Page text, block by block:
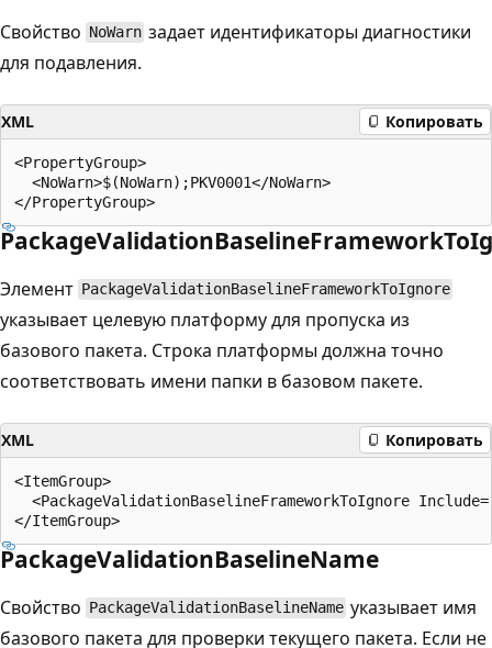
Свойство NoWarn задает идентификаторы диагностики
для подавления.
XML Копировать
<PropertyGroup>
  <NoWarn>$(NoWarn);PKV0001</NoWarn>
Элемент PackageValidationBaselineFrameworkToIgnore
указывает целевую платформу для пропуска из
базового пакета. Строка платформы должна точно
соответствовать имени папки в базовом пакете.
XML Копировать
<ItemGroup>
<PackageValidationBaselineFrameworkToIgnore
PackageValidationBaselineName
Свойство PackageValidationBaselineName указывает имя
базового пакета для проверки текущего пакета. Если не